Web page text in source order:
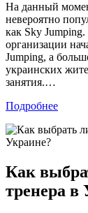
На данный
невероятно
как Sky
организации
Jumping, а
украинских
занятия.…
Подробнее
Как
тренера в